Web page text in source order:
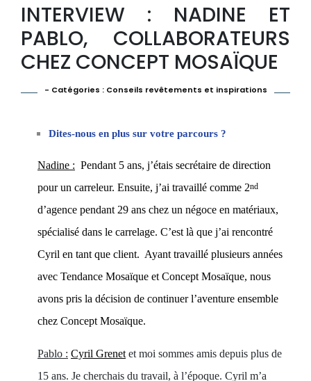
INTERVIEW : NADINE ET
PABLO, COLLABORATEURS
CHEZ CONCEPT MOSAÏQUE
- Catégories : Conseils revêtements et inspirations
Dites-nous en plus sur votre parcours ?
Nadine : Pendant 5 ans, j’étais secrétaire de direction
pour un carreleur. Ensuite, j’ai travaillé comme 2nd
d’agence pendant 29 ans chez un négoce en matériaux,
spécialisé dans le carrelage. C’est là que j’ai rencontré
Cyril en tant que client. Ayant travaillé plusieurs années
avec Tendance Mosaïque et Concept Mosaïque, nous
avons pris la décision de continuer l’aventure ensemble
chez Concept Mosaïque.
Pablo : Cyril Grenet et moi sommes amis depuis plus de
15 ans. Je cherchais du travail, à l’époque. Cyril m’a